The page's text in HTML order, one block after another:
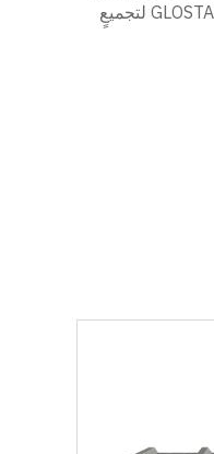
الألواح خفيفة جدًّا. وبما أن وزنها قليل، يمكن للعمال التعامل معها بسهولة، ما يوفِّر الوقت وتكاليف العمالة في عملية البناء. وقد صُمِّمت ألواح GLOSTAR لتجميعٍ